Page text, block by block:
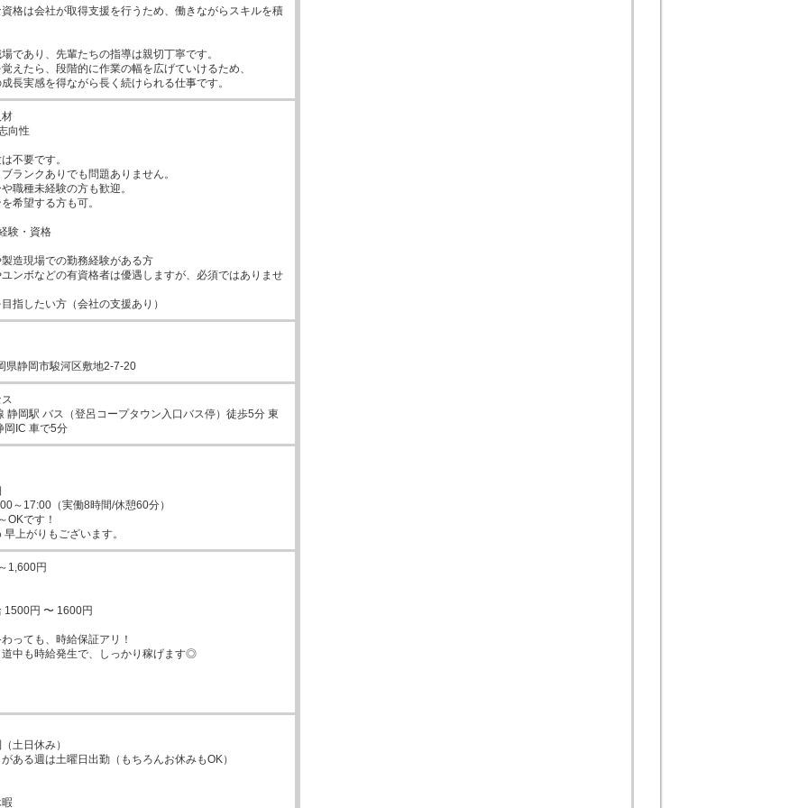
格は会社が取得支援を行うため、働きながらスキルを積
であり、先輩たちの指導は親切丁寧です。
えたら、段階的に作業の幅を広げていけるため、
長実感を得ながら長く続けられる仕事です。
向性
不要です。
ランクありでも問題ありません。
職種未経験の方も歓迎。
希望する方も可。
験・資格
造現場での勤務経験がある方
ンボなどの有資格者は優遇しますが、必須ではありませ
指したい方（会社の支援あり）
県静岡市駿河区敷地2-7-20
静岡駅 バス（登呂コープタウン入口バス停）徒歩5分 東
岡IC 車で5分
～17:00（実働8時間/休憩60分）
OKです！
上がりもございます。
1,600円
1500円 〜 1600円
っても、時給保証アリ！
中も時給発生で、しっかり稼げます◎
土日休み）
ある週は土曜日出勤（もちろんお休みもOK）